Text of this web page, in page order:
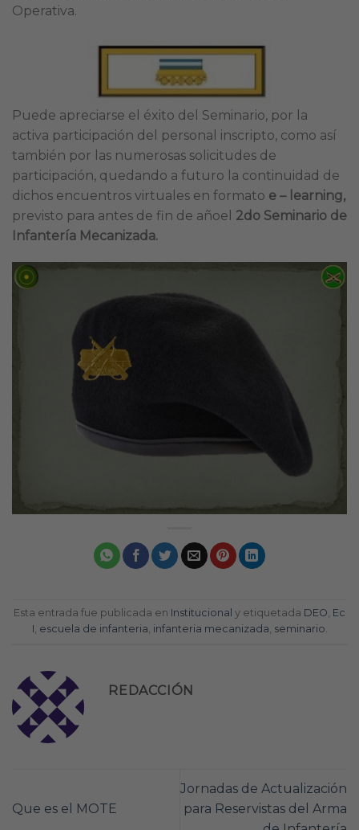
Operativa.
Puede apreciarse el éxito del Seminario, por la
activa participación del personal inscripto, como así
también por las numerosas solicitudes de
participación, quedando a futuro la continuidad de
dichos encuentros virtuales en formato e – learning,
previsto para antes de fin de añoel 2do Seminario de
Infantería Mecanizada.
Esta entrada fue publicada en Institucional y etiquetada DEO Ec
I escuela de infanteria infanteria mecanizada seminario
REDACCIÓN
Que es el MOTE
Jornadas de Actualización
para Reservistas del Arma